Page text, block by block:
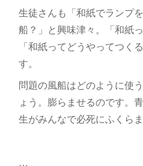
生徒さんも「和紙でランプ
船？」と興味津々。「和紙
「和紙ってどうやってつく
す。
問題の風船はどのように使
ょう。膨らませるのです。
生がみんなで必死にふくらま
…